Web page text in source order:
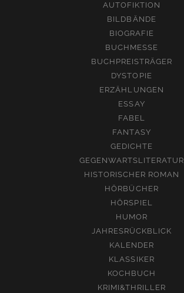
AUTOFIKTION
BILDBÄNDE
BIOGRAFIE
BUCHMESSE
BUCHPREISTRÄGER
DYSTOPIE
ERZÄHLUNGEN
ESSAY
FABEL
FANTASY
GEDICHTE
GEGENWARTSLITERATUR
HISTORISCHER ROMAN
HÖRBÜCHER
HÖRSPIEL
HUMOR
JAHRESRÜCKBLICK
KALENDER
KLASSIKER
KOCHBUCH
KRIMI&THRILLER